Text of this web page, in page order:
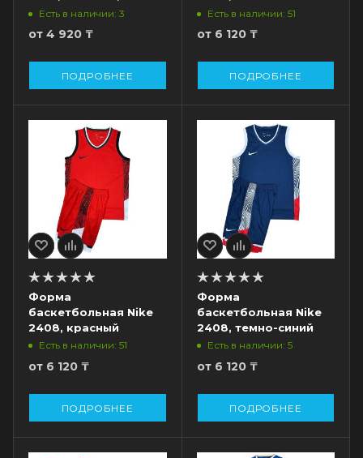
салатовый
Есть в наличии: 3
от 4 920 ₸
ПОДРОБНЕЕ
Есть в наличии: 51
от 6 120 ₸
ПОДРОБНЕЕ
Форма
баскетбольная Nike
2408, красный
Есть в наличии: 51
от 6 120 ₸
ПОДРОБНЕЕ
Форма
баскетбольная Nike
2408, темно-синий
Есть в наличии: 5
от 6 120 ₸
ПОДРОБНЕЕ